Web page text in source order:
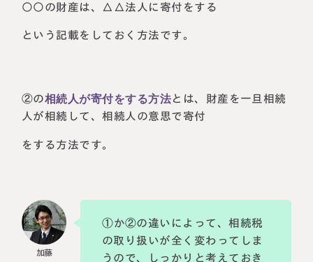
○○の財産は、△△法人に寄付をする
という記載をしておく方法です。
②の相続人が寄付をする方法とは、財産を一旦相続
人が相続して、相続人の意思で寄付
をする方法です。
①か②の違いによって、相続税
の取り扱いが全く変わってしま
うので、しっかりと考えておき